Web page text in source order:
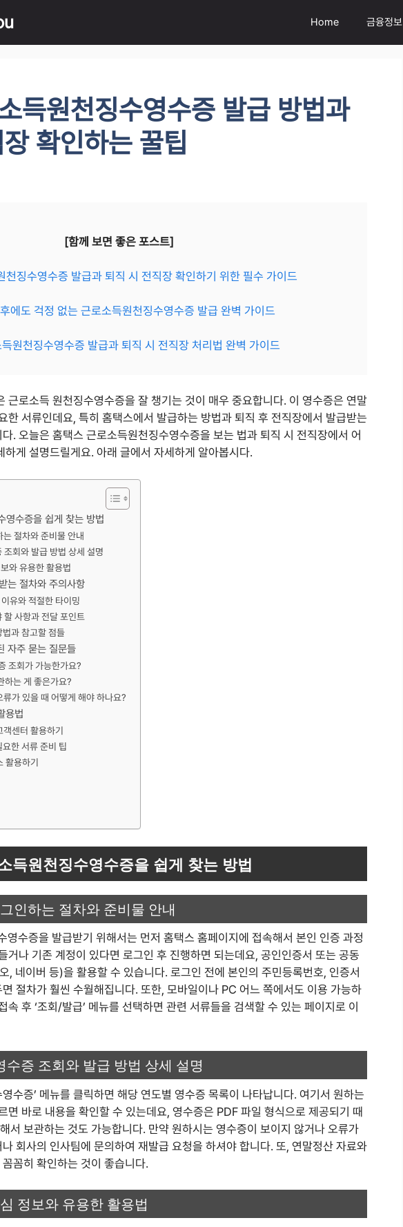
Home 금융정보
득원천징수영수증 발급 방법과
확인하는 꿀팁
[함께 보면 좋은 포스트]
징수영수증 발급과 퇴직 시 전직장 확인하기 위한 필수 가이드
에도 걱정 없는 근로소득원천징수영수증 발급 완벽 가이드
원천징수영수증 발급과 퇴직 시 전직장 처리법 완벽 가이드
근로소득 원천징수영수증을 잘 챙기는 것이 매우 중요합니다. 이 영수증은 연말
한 서류인데요, 특히 홈택스에서 발급하는 방법과 퇴직 후 전직장에서 발급받는
. 오늘은 홈택스 근로소득원천징수영수증을 보는 법과 퇴직 시 전직장에서 어
하게 설명드릴게요. 아래 글에서 자세하게 알아봅시다.
영수증을 쉽게 찾는 방법
절차와 준비물 안내
회와 발급 방법 상세 설명
와 유용한 활용법
는 절차와 주의사항
유와 적절한 타이밍
할 사항과 전달 포인트
과 참고할 점들
자주 묻는 질문들
조회가 가능한가요?
하는 게 좋은가요?
가 있을 때 어떻게 해야 하나요?
용법
센터 활용하기
한 서류 준비 팁
활용하기
득원천징수영수증을 쉽게 찾는 방법
인하는 절차와 준비물 안내
영수증을 발급받기 위해서는 먼저 홈택스 홈페이지에 접속해서 본인 인증 과정
거나 기존 계정이 있다면 로그인 후 진행하면 되는데요, 공인인증서 또는 공동
, 네이버 등)을 활용할 수 있습니다. 로그인 전에 본인의 주민등록번호, 인증서
절차가 훨씬 수월해집니다. 또한, 모바일이나 PC 어느 쪽에서도 이용 가능하
속 후 ‘조회/발급’ 메뉴를 선택하면 관련 서류들을 검색할 수 있는 페이지로 이
증 조회와 발급 방법 상세 설명
수증’ 메뉴를 클릭하면 해당 연도별 영수증 목록이 나타납니다. 여기서 원하는
면 바로 내용을 확인할 수 있는데요, 영수증은 PDF 파일 형식으로 제공되기 때
서 보관하는 것도 가능합니다. 만약 원하시는 영수증이 보이지 않거나 오류가
회사의 인사팀에 문의하여 재발급 요청을 하셔야 합니다. 또, 연말정산 자료와
꼼히 확인하는 것이 좋습니다.
정보와 유용한 활용법